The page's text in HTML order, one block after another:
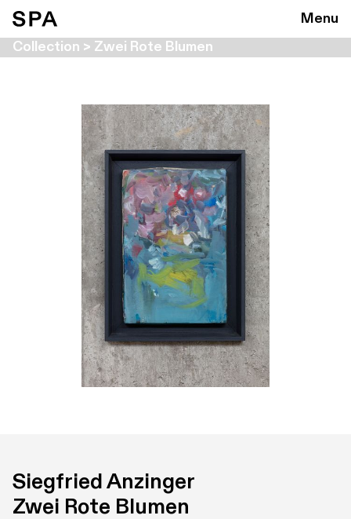
Menu
Collection > Zwei Rote Blumen
Siegfried Anzinger
Zwei Rote Blumen